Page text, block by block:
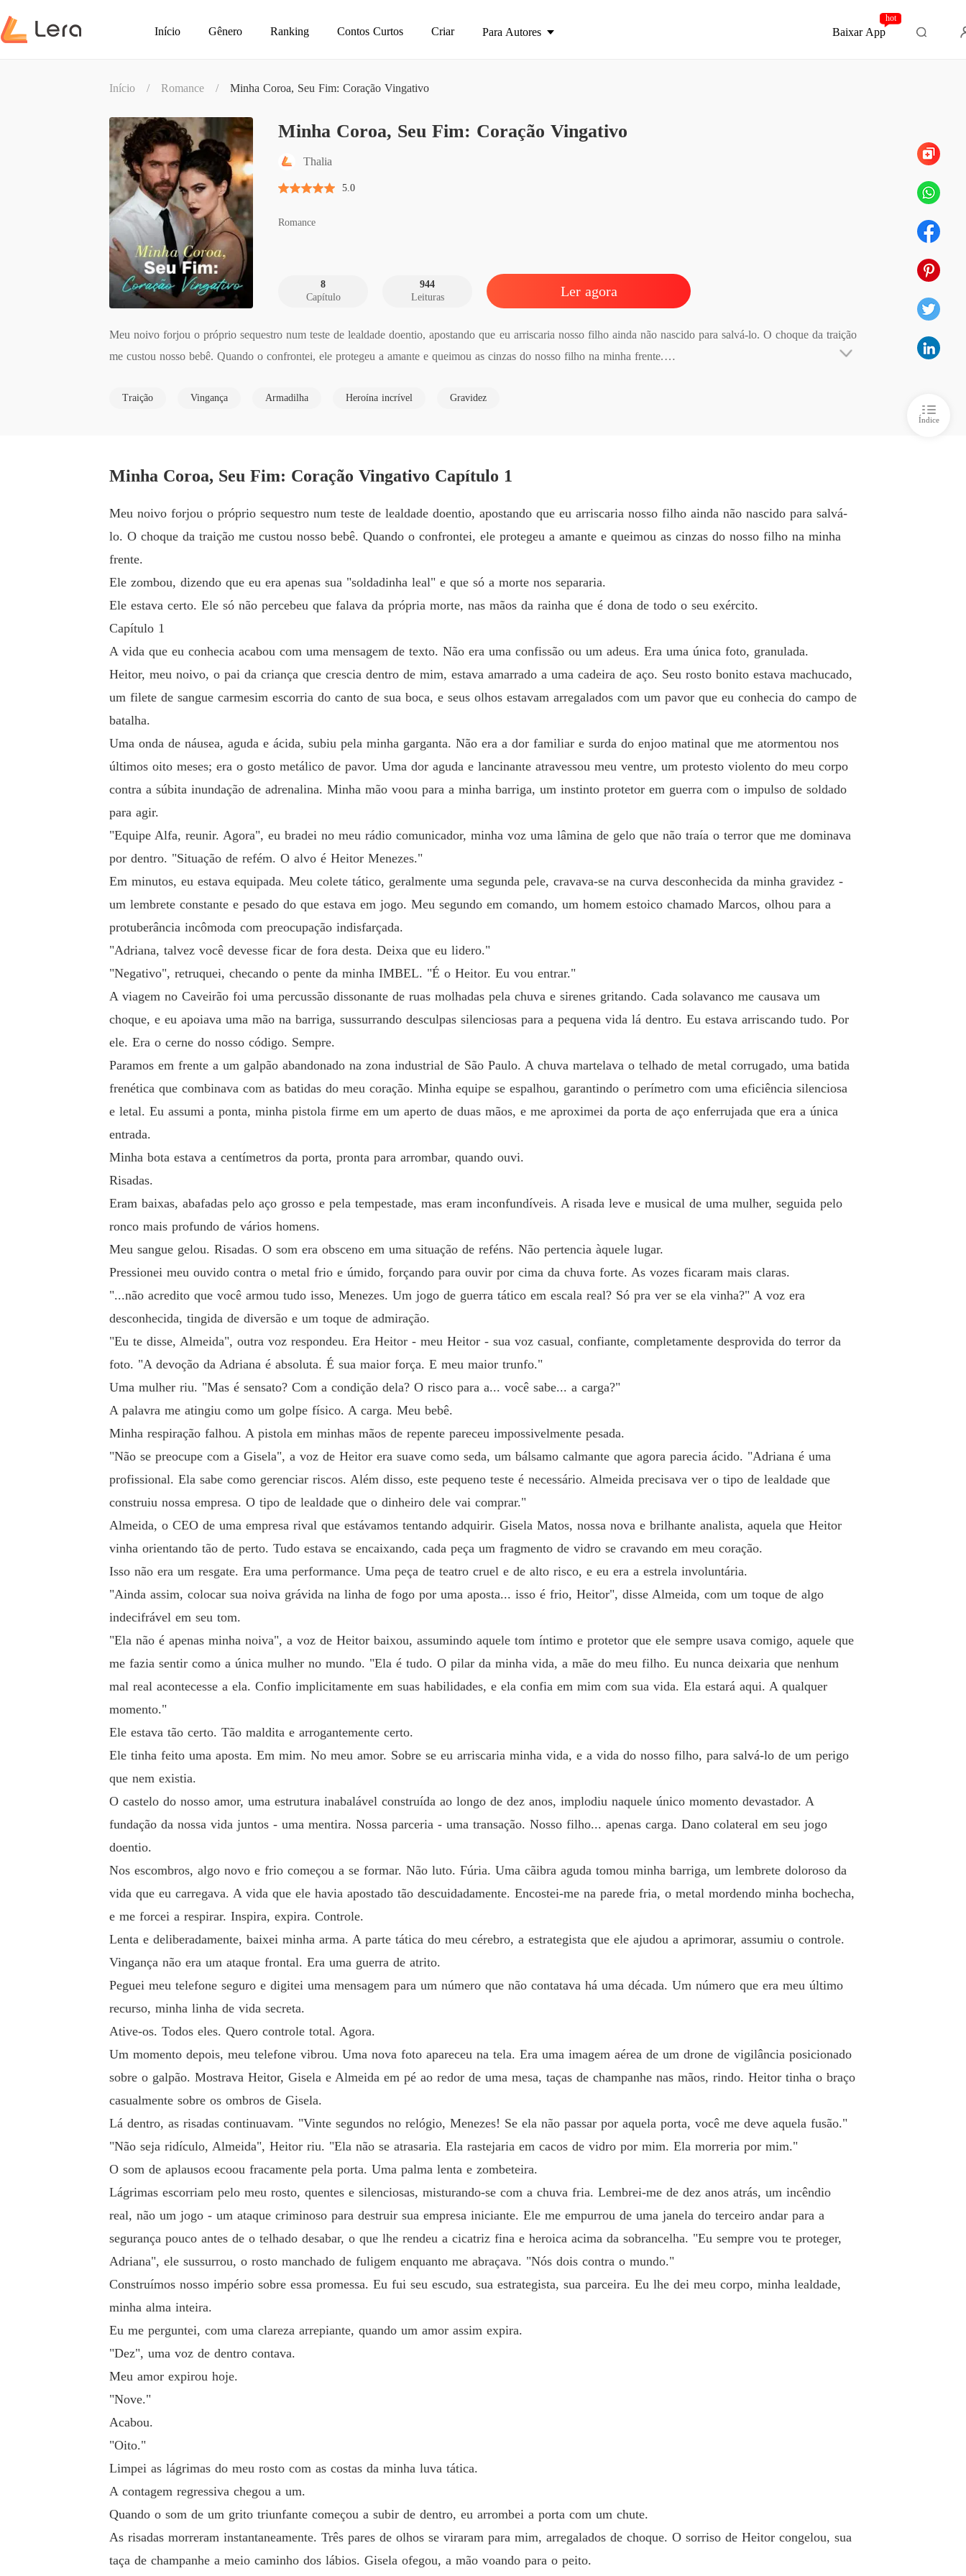
Início Gênero Ranking Contos Curtos Criar Para Autores Baixar App
hot
Início / Romance / Minha Coroa, Seu Fim: Coração Vingativo
Minha Coroa, Seu Fim: Coração Vingativo
Thalia
5.0
Romance
8
Capítulo
944
Leituras
Ler agora
Meu noivo forjou o próprio sequestro num teste de lealdade doentio, apostando que eu arriscaria nosso filho ainda não nascido para salvá-lo. O choque da traição
me custou nosso bebê. Quando o confrontei, ele protegeu a amante e queimou as cinzas do nosso filho na minha frente.
Ele zombou, dizendo que eu era apenas sua "soldadinha leal" e que só a morte nos separaria.
Traição Vingança Armadilha Heroína incrível Gravidez
Índice
Minha Coroa, Seu Fim: Coração Vingativo Capítulo 1
Meu noivo forjou o próprio sequestro num teste de lealdade doentio, apostando que eu arriscaria nosso filho ainda não nascido para salvá-
lo. O choque da traição me custou nosso bebê. Quando o confrontei, ele protegeu a amante e queimou as cinzas do nosso filho na minha
frente.
Ele zombou, dizendo que eu era apenas sua "soldadinha leal" e que só a morte nos separaria.
Ele estava certo. Ele só não percebeu que falava da própria morte, nas mãos da rainha que é dona de todo o seu exército.
Capítulo 1
A vida que eu conhecia acabou com uma mensagem de texto. Não era uma confissão ou um adeus. Era uma única foto, granulada.
Heitor, meu noivo, o pai da criança que crescia dentro de mim, estava amarrado a uma cadeira de aço. Seu rosto bonito estava machucado,
um filete de sangue carmesim escorria do canto de sua boca, e seus olhos estavam arregalados com um pavor que eu conhecia do campo de
batalha.
Uma onda de náusea, aguda e ácida, subiu pela minha garganta. Não era a dor familiar e surda do enjoo matinal que me atormentou nos
últimos oito meses; era o gosto metálico de pavor. Uma dor aguda e lancinante atravessou meu ventre, um protesto violento do meu corpo
contra a súbita inundação de adrenalina. Minha mão voou para a minha barriga, um instinto protetor em guerra com o impulso de soldado
para agir.
"Equipe Alfa, reunir. Agora", eu bradei no meu rádio comunicador, minha voz uma lâmina de gelo que não traía o terror que me dominava
por dentro. "Situação de refém. O alvo é Heitor Menezes."
Em minutos, eu estava equipada. Meu colete tático, geralmente uma segunda pele, cravava-se na curva desconhecida da minha gravidez -
um lembrete constante e pesado do que estava em jogo. Meu segundo em comando, um homem estoico chamado Marcos, olhou para a
protuberância incômoda com preocupação indisfarçada.
"Adriana, talvez você devesse ficar de fora desta. Deixa que eu lidero."
"Negativo", retruquei, checando o pente da minha IMBEL. "É o Heitor. Eu vou entrar."
A viagem no Caveirão foi uma percussão dissonante de ruas molhadas pela chuva e sirenes gritando. Cada solavanco me causava um
choque, e eu apoiava uma mão na barriga, sussurrando desculpas silenciosas para a pequena vida lá dentro. Eu estava arriscando tudo. Por
ele. Era o cerne do nosso código. Sempre.
Paramos em frente a um galpão abandonado na zona industrial de São Paulo. A chuva martelava o telhado de metal corrugado, uma batida
frenética que combinava com as batidas do meu coração. Minha equipe se espalhou, garantindo o perímetro com uma eficiência silenciosa
e letal. Eu assumi a ponta, minha pistola firme em um aperto de duas mãos, e me aproximei da porta de aço enferrujada que era a única
entrada.
Minha bota estava a centímetros da porta, pronta para arrombar, quando ouvi.
Risadas.
Eram baixas, abafadas pelo aço grosso e pela tempestade, mas eram inconfundíveis. A risada leve e musical de uma mulher, seguida pelo
ronco mais profundo de vários homens.
Meu sangue gelou. Risadas. O som era obsceno em uma situação de reféns. Não pertencia àquele lugar.
Pressionei meu ouvido contra o metal frio e úmido, forçando para ouvir por cima da chuva forte. As vozes ficaram mais claras.
"...não acredito que você armou tudo isso, Menezes. Um jogo de guerra tático em escala real? Só pra ver se ela vinha?" A voz era
desconhecida, tingida de diversão e um toque de admiração.
"Eu te disse, Almeida", outra voz respondeu. Era Heitor - meu Heitor - sua voz casual, confiante, completamente desprovida do terror da
foto. "A devoção da Adriana é absoluta. É sua maior força. E meu maior trunfo."
Uma mulher riu. "Mas é sensato? Com a condição dela? O risco para a... você sabe... a carga?"
A palavra me atingiu como um golpe físico. A carga. Meu bebê.
Minha respiração falhou. A pistola em minhas mãos de repente pareceu impossivelmente pesada.
"Não se preocupe com a Gisela", a voz de Heitor era suave como seda, um bálsamo calmante que agora parecia ácido. "Adriana é uma
profissional. Ela sabe como gerenciar riscos. Além disso, este pequeno teste é necessário. Almeida precisava ver o tipo de lealdade que
construiu nossa empresa. O tipo de lealdade que o dinheiro dele vai comprar."
Almeida, o CEO de uma empresa rival que estávamos tentando adquirir. Gisela Matos, nossa nova e brilhante analista, aquela que Heitor
vinha orientando tão de perto. Tudo estava se encaixando, cada peça um fragmento de vidro se cravando em meu coração.
Isso não era um resgate. Era uma performance. Uma peça de teatro cruel e de alto risco, e eu era a estrela involuntária.
"Ainda assim, colocar sua noiva grávida na linha de fogo por uma aposta... isso é frio, Heitor", disse Almeida, com um toque de algo
indecifrável em seu tom.
"Ela não é apenas minha noiva", a voz de Heitor baixou, assumindo aquele tom íntimo e protetor que ele sempre usava comigo, aquele que
me fazia sentir como a única mulher no mundo. "Ela é tudo. O pilar da minha vida, a mãe do meu filho. Eu nunca deixaria que nenhum
mal real acontecesse a ela. Confio implicitamente em suas habilidades, e ela confia em mim com sua vida. Ela estará aqui. A qualquer
momento."
Ele estava tão certo. Tão maldita e arrogantemente certo.
Ele tinha feito uma aposta. Em mim. No meu amor. Sobre se eu arriscaria minha vida, e a vida do nosso filho, para salvá-lo de um perigo
que nem existia.
O castelo do nosso amor, uma estrutura inabalável construída ao longo de dez anos, implodiu naquele único momento devastador. A
fundação da nossa vida juntos - uma mentira. Nossa parceria - uma transação. Nosso filho... apenas carga. Dano colateral em seu jogo
doentio.
Nos escombros, algo novo e frio começou a se formar. Não luto. Fúria. Uma cãibra aguda tomou minha barriga, um lembrete doloroso da
vida que eu carregava. A vida que ele havia apostado tão descuidadamente. Encostei-me na parede fria, o metal mordendo minha bochecha,
e me forcei a respirar. Inspira, expira. Controle.
Lenta e deliberadamente, baixei minha arma. A parte tática do meu cérebro, a estrategista que ele ajudou a aprimorar, assumiu o controle.
Vingança não era um ataque frontal. Era uma guerra de atrito.
Peguei meu telefone seguro e digitei uma mensagem para um número que não contatava há uma década. Um número que era meu último
recurso, minha linha de vida secreta.
Ative-os. Todos eles. Quero controle total. Agora.
Um momento depois, meu telefone vibrou. Uma nova foto apareceu na tela. Era uma imagem aérea de um drone de vigilância posicionado
sobre o galpão. Mostrava Heitor, Gisela e Almeida em pé ao redor de uma mesa, taças de champanhe nas mãos, rindo. Heitor tinha o braço
casualmente sobre os ombros de Gisela.
Lá dentro, as risadas continuavam. "Vinte segundos no relógio, Menezes! Se ela não passar por aquela porta, você me deve aquela fusão."
"Não seja ridículo, Almeida", Heitor riu. "Ela não se atrasaria. Ela rastejaria em cacos de vidro por mim. Ela morreria por mim."
O som de aplausos ecoou fracamente pela porta. Uma palma lenta e zombeteira.
Lágrimas escorriam pelo meu rosto, quentes e silenciosas, misturando-se com a chuva fria. Lembrei-me de dez anos atrás, um incêndio
real, não um jogo - um ataque criminoso para destruir sua empresa iniciante. Ele me empurrou de uma janela do terceiro andar para a
segurança pouco antes de o telhado desabar, o que lhe rendeu a cicatriz fina e heroica acima da sobrancelha. "Eu sempre vou te proteger,
Adriana", ele sussurrou, o rosto manchado de fuligem enquanto me abraçava. "Nós dois contra o mundo."
Construímos nosso império sobre essa promessa. Eu fui seu escudo, sua estrategista, sua parceira. Eu lhe dei meu corpo, minha lealdade,
minha alma inteira.
Eu me perguntei, com uma clareza arrepiante, quando um amor assim expira.
"Dez", uma voz de dentro contava.
Meu amor expirou hoje.
"Nove."
Acabou.
"Oito."
Limpei as lágrimas do meu rosto com as costas da minha luva tática.
A contagem regressiva chegou a um.
Quando o som de um grito triunfante começou a subir de dentro, eu arrombei a porta com um chute.
As risadas morreram instantaneamente. Três pares de olhos se viraram para mim, arregalados de choque. O sorriso de Heitor congelou, sua
taça de champanhe a meio caminho dos lábios. Gisela ofegou, a mão voando para o peito.
Capítulo 1
Minha Coroa, Seu Fim: Coração Vingativo
Capítulo 6